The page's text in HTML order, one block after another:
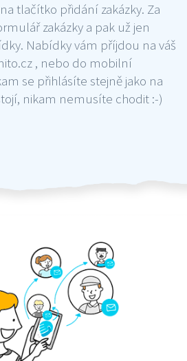
tlačítko přidání zakázky. Za
zakázky a pak už jen
Nabídky vám příjdou na váš
, nebo do mobilní
se přihlásíte stejně jako na
nikam nemusíte chodit :-)